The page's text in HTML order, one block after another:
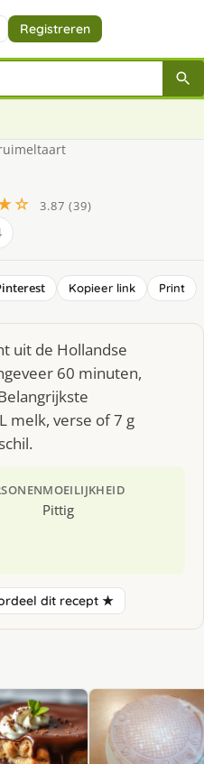
Registreren
3.87 (39)
Kopieer link Print
uit de Hollandse
60 minuten,
melk, verse of 7 g
MOEILIJKHEID
Pittig
dit recept ★